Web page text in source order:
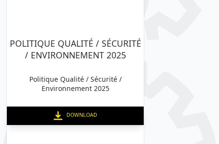
POLITIQUE QUALITÉ / SÉCURITÉ
/ ENVIRONNEMENT 2025
Politique Qualité / Sécurité /
Environnement 2025
DOWNLOAD